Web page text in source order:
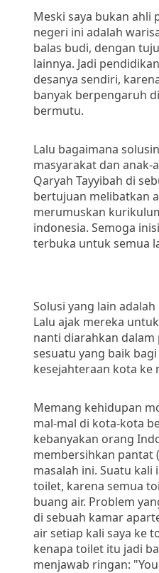
Meski saya bukan ahli
negeri ini adalah
balas budi, dengan
lainnya. Jadi
desanya sendiri,
banyak berpengaruh
bermutu.
Lalu bagaimana
masyarakat dan
Qaryah Tayyibah di
bertujuan melibatkan
merumuskan
indonesia. Semoga
terbuka untuk semua
Solusi yang lain
Lalu ajak mereka
nanti diarahkan
sesuatu yang baik
kesejahteraan kota ke
Memang kehidupan
mal-mal di kota-kota
kebanyakan orang
membersihkan pantat
masalah ini. Suatu
toilet, karena semua
buang air. Problem
di sebuah kamar
air setiap kali saya ke
kenapa toilet itu jadi
menjawab ringan: